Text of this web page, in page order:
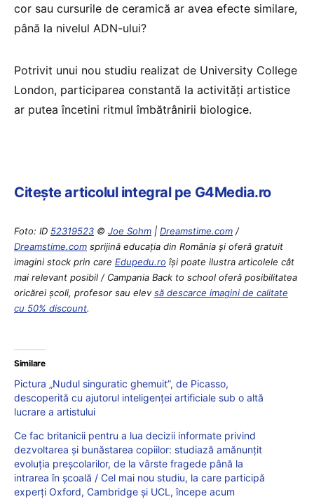
cor sau cursurile de ceramică ar avea efecte similare,
până la nivelul ADN-ului?
Potrivit unui nou studiu realizat de University College
London, participarea constantă la activități artistice
ar putea încetini ritmul îmbătrânirii biologice.
Citește articolul integral pe G4Media.ro
Foto: ID 52319523 © Joe Sohm | Dreamstime.com /
Dreamstime.com sprijină educaţia din România şi oferă gratuit
imagini stock prin care Edupedu.ro îşi poate ilustra articolele cât
mai relevant posibil / Campania Back to school oferă posibilitatea
oricărei școli, profesor sau elevsă descarce imagini de calitate
cu 50% discount.
Similare
Pictura „Nudul singuratic ghemuit”, de Picasso,
descoperită cu ajutorul inteligenței artificiale sub o altă
lucrare a artistului
Ce fac britanicii pentru a lua decizii informate privind
dezvoltarea și bunăstarea copiilor: studiază amănunțit
evoluția preșcolarilor, de la vârste fragede până la
intrarea în școală / Cel mai nou studiu, la care participă
experți Oxford, Cambridge și UCL, începe acum